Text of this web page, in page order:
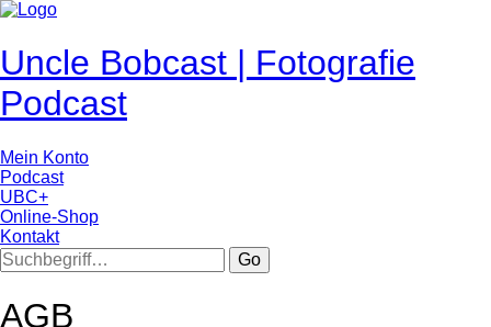
Uncle Bobcast | Fotografie
Podcast
Mein Konto
Podcast
UBC+
Online-Shop
Kontakt
Go
AGB